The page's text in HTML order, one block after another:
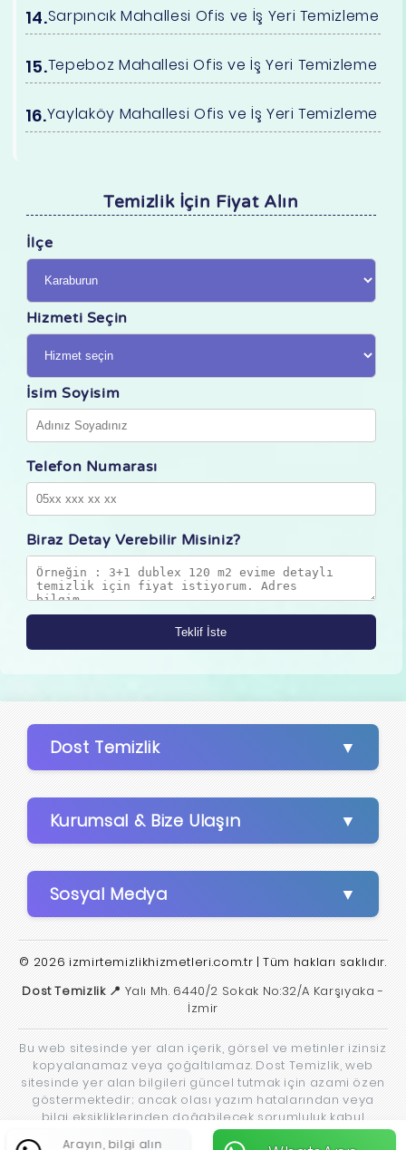
Sarpıncık Mahallesi Ofis ve İş Yeri Temizleme
Tepeboz Mahallesi Ofis ve İş Yeri Temizleme
Yaylaköy Mahallesi Ofis ve İş Yeri Temizleme
Temizlik İçin Fiyat Alın
İlçe
Hizmeti Seçin
İsim Soyisim
Telefon Numarası
Biraz Detay Verebilir Misiniz?
Dost Temizlik
Kurumsal & Bize Ulaşın
Sosyal Medya
© 2026 izmirtemizlikhizmetleri.com.tr | Tüm hakları saklıdır.
Dost Temizlik 📍 Yalı Mh. 6440/2 Sokak No:32/A Karşıyaka -
İzmir
Bu web sitesinde yer alan içerik, görsel ve metinler izinsiz
kopyalanamaz veya çoğaltılamaz. Dost Temizlik, web
sitesinde yer alan bilgileri güncel tutmak için azami özen
göstermektedir; ancak olası yazım hatalarından veya
bilgi eksikliklerinden doğabilecek sorumluluk kabul
edilmez.
Arayın, bilgi alın